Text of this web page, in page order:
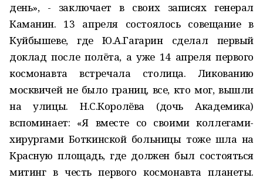
день», - заключает в своих записях генерал
Каманин. 13 апреля состоялось совещание в
Куйбышеве, где Ю.А.Гагарин сделал первый
доклад после полёта, а уже 14 апреля первого
космонавта встречала столица. Ликованию
москвичей не было границ, все, кто мог, вышли
на улицы. Н.С.Королёва (дочь Академика)
вспоминает: «Я вместе со своими коллегами-
хирургами Боткинской больницы тоже шла на
Красную площадь, где должен был состояться
митинг в честь первого космонавта планеты.